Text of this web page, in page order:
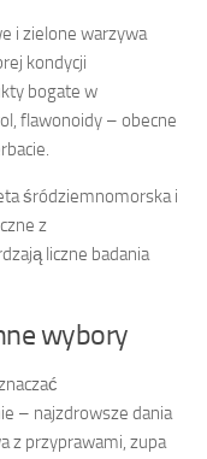
i zielone warzywa
kondycji
bogate w
flawonoidy – obecne
śródziemnomorska i
z
liczne badania
wybory
– najzdrowsze dania
z przyprawami, zupa